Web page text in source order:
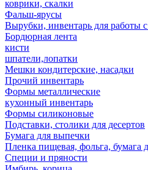
коврики, скалки
Фальш-ярусы
Вырубки, инвентарь для работы
Бордюрная лента
кисти
шпатели,лопатки
Мешки кондитерские, насадки
Прочий инвентарь
Формы металлические
кухонный инвентарь
Формы силиконовые
Подставки, столики для десертов
Бумага для выпечки
Пленка пищевая, фольга, бумага
Специи и пряности